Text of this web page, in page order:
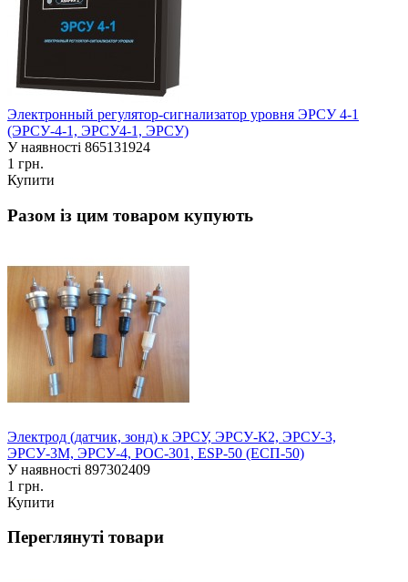
Электронный регулятор-сигнализатор уровня ЭРСУ 4-1
(ЭРСУ-4-1, ЭРСУ4-1, ЭРСУ)
У наявності 865131924
1 грн.
Купити
Разом із цим товаром купують
Электрод (датчик, зонд) к ЭРСУ, ЭРСУ-К2, ЭРСУ-3,
ЭРСУ-3М, ЭРСУ-4, РОС-301, ESP-50 (ЕСП-50)
У наявності 897302409
1 грн.
Купити
Переглянуті товари